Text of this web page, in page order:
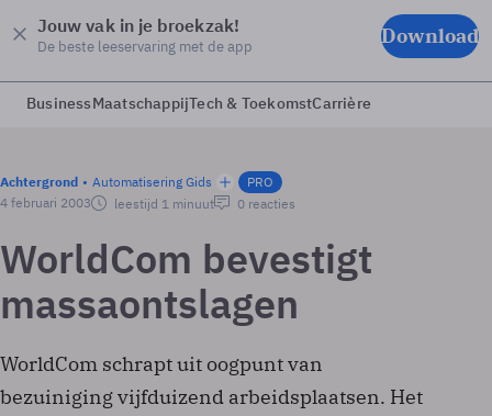
Jouw vak in je broekzak!
De beste leeservaring met de app Download
BusinessMaatschappijTech & ToekomstCarrière
Achtergrond Automatisering Gids
PRO
4 februari 2003
leestijd 1 minuut 0 reacties
WorldCom bevestigt
massaontslagen
WorldCom schrapt uit oogpunt van
bezuiniging vijfduizend arbeidsplaatsen. Het